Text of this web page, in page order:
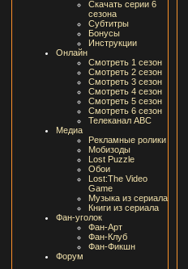
Скачать серии 6
сезона
Субтитры
Бонусы
Инструкции
Онлайн
Смотреть 1 сезон
Смотреть 2 сезон
Смотреть 3 сезон
Смотреть 4 сезон
Смотреть 5 сезон
Смотреть 6 сезон
Телеканал ABC
Медиа
Рекламные ролики
Мобизоды
Lost Puzzle
Обои
Lost:The Video
Game
Музыка из сериала
Книги из сериала
Фан-уголок
Фан-Арт
Фан-Клуб
Фан-Фикшн
Форум